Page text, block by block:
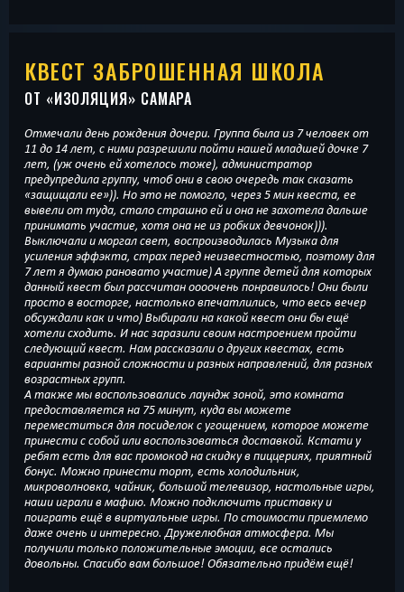
КВЕСТ ЗАБРОШЕННАЯ ШКОЛА
ОТ «ИЗОЛЯЦИЯ» САМАРА
Отмечали день рождения дочери. Группа была из 7 человек от
11 до 14 лет, с ними разрешили пойти нашей младшей дочке 7
лет, (уж очень ей хотелось тоже), администратор
предупредила группу, чтоб они в свою очередь так сказать
«защищали ее»)). Но это не помогло, через 5 мин квеста, ее
вывели от туда, стало страшно ей и она не захотела дальше
принимать участие, хотя она не из робких девчонок))).
Выключали и моргал свет, воспроизводилась Музыка для
усиления эффэкта, страх перед неизвестностью, поэтому для
7 лет я думаю рановато участие) А группе детей для которых
данный квест был рассчитан оооочень понравилось! Они были
просто в восторге, настолько впечатлились, что весь вечер
обсуждали как и что) Выбирали на какой квест они бы ещё
хотели сходить. И нас заразили своим настроением пройти
следующий квест. Нам рассказали о других квестах, есть
варианты разной сложности и разных направлений, для разных
возрастных групп.
А также мы воспользовались лаундж зоной, это комната
предоставляется на 75 минут, куда вы можете
переместиться для посиделок с угощением, которое можете
принести с собой или воспользоваться доставкой. Кстати у
ребят есть для вас промокод на скидку в пиццериях, приятный
бонус. Можно принести торт, есть холодильник,
микроволновка, чайник, большой телевизор, настольные игры,
наши играли в мафию. Можно подключить приставку и
поиграть ещё в виртуальные игры. По стоимости приемлемо
даже очень и интересно. Дружелюбная атмосфера. Мы
получили только положительные эмоции, все остались
довольны. Спасибо вам большое! Обязательно придём ещё!